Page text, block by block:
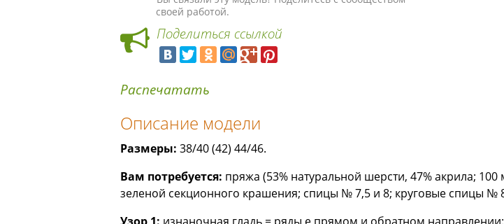
своей работой.
Поделиться ссылкой
Распечатать
Описание модели
Размеры: 38/40 (42) 44/46.
Вам потребуется: пряжа (53% натуральной шерсти, 47% акрила;
зеленой секционного крашения; спицы № 7,5 и 8; круговые спицы №